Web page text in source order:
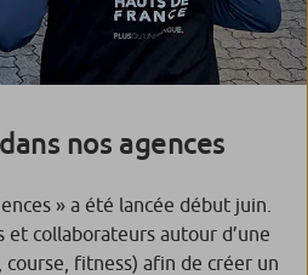
nos agences
» a été lancée début juin.
et collaborateurs autour d’une
fitness) afin de créer un